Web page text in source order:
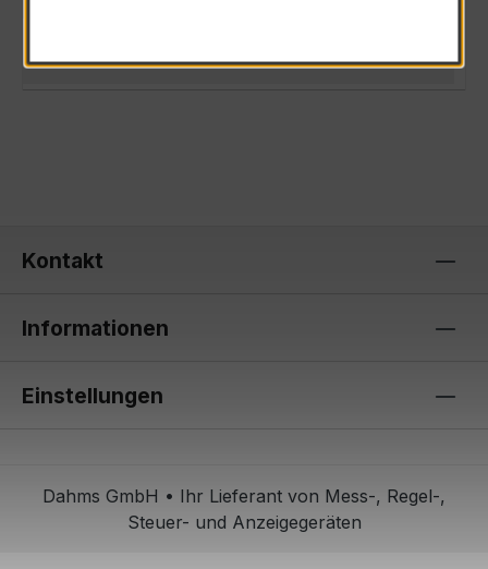
Kontakt
Informationen
Einstellungen
Dahms GmbH • Ihr Lieferant von Mess-, Regel-,
Steuer- und Anzeigegeräten